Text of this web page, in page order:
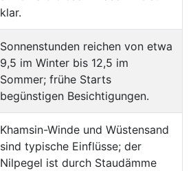
klar.
Sonnenstunden reichen von etwa
9,5 im Winter bis 12,5 im
Sommer; frühe Starts
begünstigen Besichtigungen.
Khamsin-Winde und Wüstensand
sind typische Einflüsse; der
Nilpegel ist durch Staudämme